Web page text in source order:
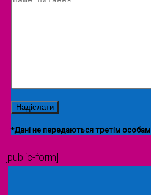
*Дані не передаються третім особам
[public-form]